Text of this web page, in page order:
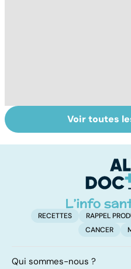
HPV : tout savoir
sur les
Voir toutes
RECETTES RAPPEL
CANCER
Qui sommes-nous ?